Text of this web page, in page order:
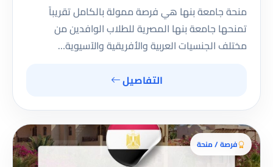
منحة جامعة بنها هي فرصة ممولة بالكامل تقريباً
تمنحها جامعة بنها المصرية للطلاب الوافدين من
مختلف الجنسيات العربية والأفريقية والآسيوية…
التفاصيل
فرصة / منحة